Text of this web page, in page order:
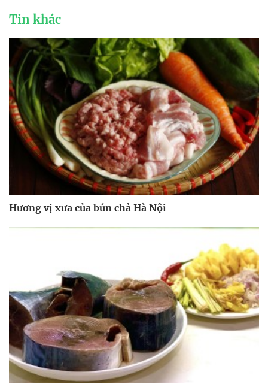
Tin khác
Hương vị xưa của bún chả Hà Nội